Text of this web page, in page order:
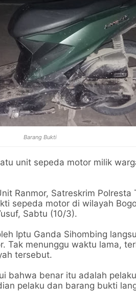
Barang Bukti
unit sepeda motor milik
Ranmor, Satreskrim Polresta
sepeda motor di wilayah
Sabtu (10/3).
Iptu Ganda Sihombing
Tak menunggu waktu lama,
tersebut.
bahwa benar itu adalah
pelaku dan barang bukti